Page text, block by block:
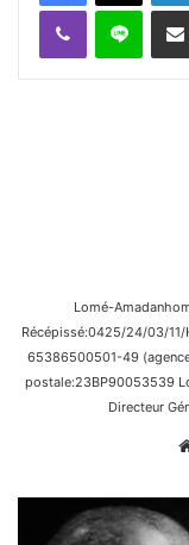
Viber Ligne
Lomé-
Récépissé:0425/24/03/11/
65386500501-49
postale:23BP90053539
Directeur